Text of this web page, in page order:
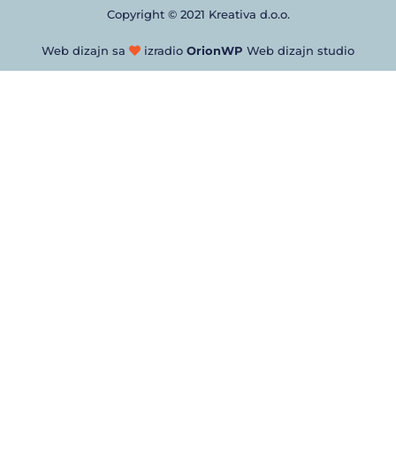
Copyright © 2021 Kreativa d.o.o.
Web dizajn sa izradio OrionWP Web dizajn studio